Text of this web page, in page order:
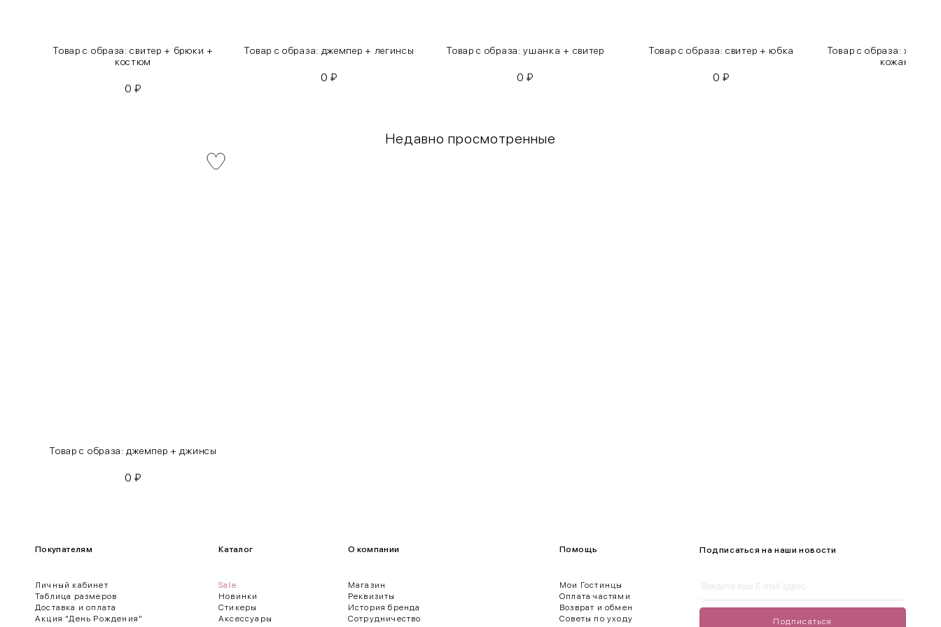
Товар с образа: свитер + брюки +
костюм
0₽
Товар с образа: джемпер + легинсы
0₽
Товар с образа: ушанка + свитер
0₽
Товар с образа: свитер + юбка
0₽
Товар с образа:
кожаные
Недавно просмотренные
Товар с образа: джемпер + джинсы
0₽
Как правильно себя обмерить
Обхват бедер (F)
Измеряется горизонтально полу по наиболее выступающим точкам ягодиц.
Покупателям
Личный кабинет
Таблица размеров
Доставка и оплата
Акция "День Рождения"
Каталог
Sale
Новинки
Стикеры
Аксессуары
О компании
Магазин
Реквизиты
История бренда
Сотрудничество
Помощь
Мои Гостинцы
Оплата частями
Возврат и обмен
Советы по уходу
Подписаться на наши новости
Подписаться